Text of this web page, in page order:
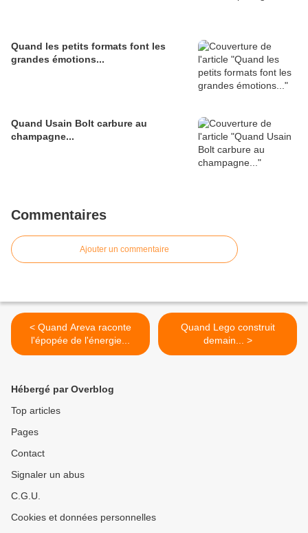
Quand les petits formats font les
grandes émotions...
Quand Usain Bolt carbure au
champagne...
Commentaires
Ajouter un commentaire
< Quand Areva raconte
l'épopée de l'énergie...
Quand Lego construit
demain... >
Hébergé par Overblog
Top articles
Pages
Contact
Signaler un abus
C.G.U.
Cookies et données personnelles